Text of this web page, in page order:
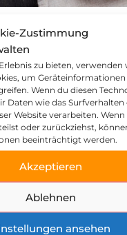
Zustimmung
zu bieten, verwenden
um Geräteinformationen
Wenn du diesen
Daten wie das Surfverhalten
Website verarbeiten.
oder zurückziehst,
beeinträchtigt werden.
Akzeptieren
Ablehnen
ansehen
| 16:00 bis 20:00 Uhr
GmbH